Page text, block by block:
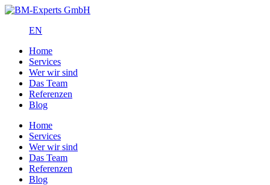
EN
Home
Services
Wer wir sind
Das Team
Referenzen
Blog
Home
Services
Wer wir sind
Das Team
Referenzen
Blog